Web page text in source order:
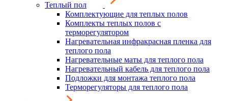
Теплый пол
Комплектующие для теплых полов
Комплекты теплых полов с
терморегулятором
Нагревательная инфракрасная пленка для
теплого пола
Нагревательные маты для теплого пола
Нагревательный кабель для теплого пола
Подложки для монтажа теплого пола
Терморегуляторы для теплого пола